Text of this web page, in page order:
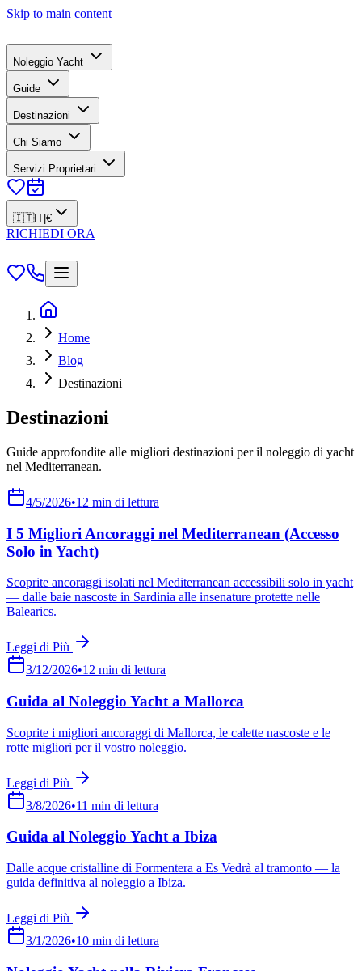
Skip to main content
Noleggio Yacht
Guide
Destinazioni
Chi Siamo
Servizi Proprietari
🇮🇹IT €
RICHIEDI ORA
Home
Blog
Destinazioni
Destinazioni
Guide approfondite alle migliori destinazioni per il noleggio di yacht
nel Mediterranean.
4/5/2026•12 min di lettura
I 5 Migliori Ancoraggi nel Mediterranean (Accesso
Solo in Yacht)
Scoprite ancoraggi isolati nel Mediterranean accessibili solo in yacht
— dalle baie nascoste in Sardinia alle insenature protette nelle
Balearics.
Leggi di Più
3/12/2026•12 min di lettura
Guida al Noleggio Yacht a Mallorca
Scoprite i migliori ancoraggi di Mallorca, le calette nascoste e le
rotte migliori per il vostro noleggio.
Leggi di Più
3/8/2026•11 min di lettura
Guida al Noleggio Yacht a Ibiza
Dalle acque cristalline di Formentera a Es Vedrà al tramonto — la
guida definitiva al noleggio a Ibiza.
Leggi di Più
3/1/2026•10 min di lettura